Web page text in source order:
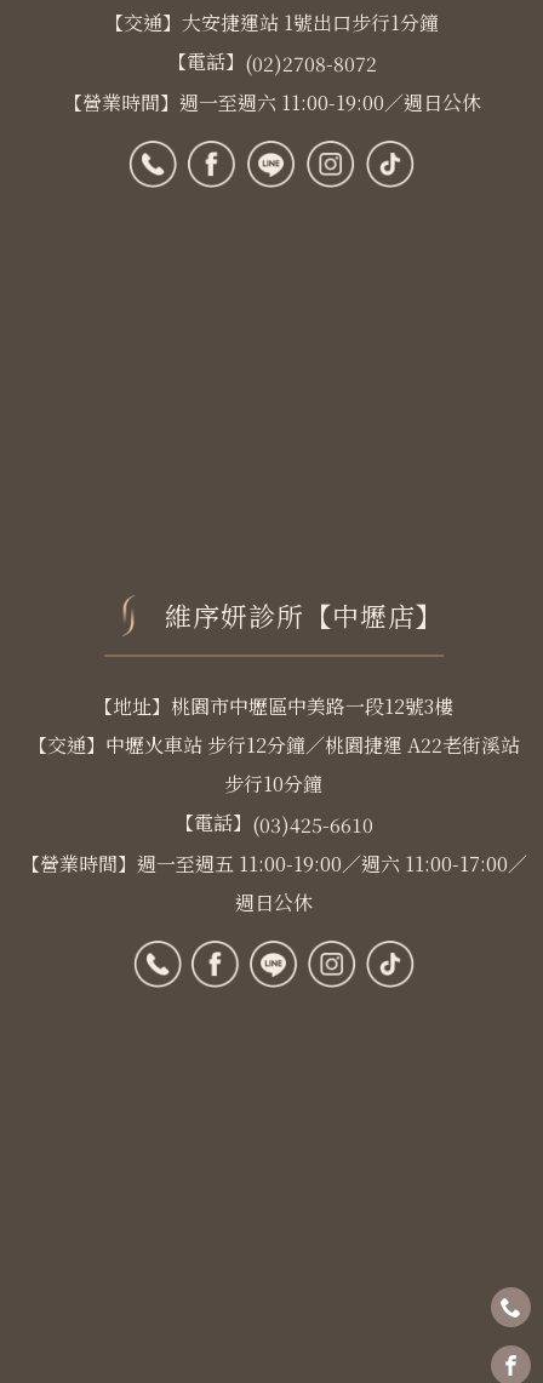
【交通】大安捷運站 1號出口步行1分鐘
【電話】 (02)2708-8072
【營業時間】週一至週六 11:00-19:00／週日公休
維序妍診所【中壢店】
【地址】桃園市中壢區中美路一段12號3樓
【交通】中壢火車站 步行12分鐘／桃園捷運 A22老街溪站
步行10分鐘
【電話】 (03)425-6610
【營業時間】週一至週五 11:00-19:00／週六 11:00-17:00／
週日公休